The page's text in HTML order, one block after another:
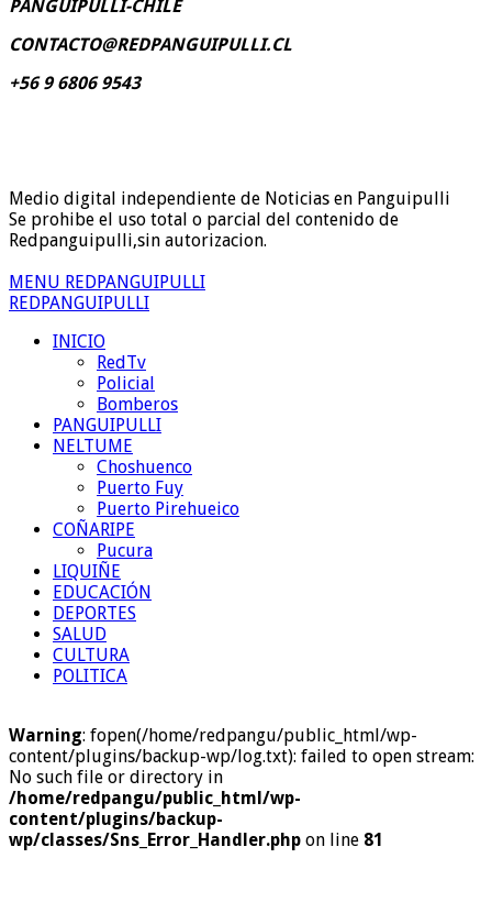
PANGUIPULLI-CHILE
CONTACTO@REDPANGUIPULLI.CL
+56 9 6806 9543
Medio digital independiente de Noticias en Panguipulli
Se prohibe el uso total o parcial del contenido de
Redpanguipulli,sin autorizacion.
MENU REDPANGUIPULLI
REDPANGUIPULLI
INICIO
RedTv
Policial
Bomberos
PANGUIPULLI
NELTUME
Choshuenco
Puerto Fuy
Puerto Pirehueico
COÑARIPE
Pucura
LIQUIÑE
EDUCACIÓN
DEPORTES
SALUD
CULTURA
POLITICA
Warning: fopen(/home/redpangu/public_html/wp-
content/plugins/backup-wp/log.txt): failed to open stream:
No such file or directory in
/home/redpangu/public_html/wp-
content/plugins/backup-
wp/classes/Sns_Error_Handler.php on line 81